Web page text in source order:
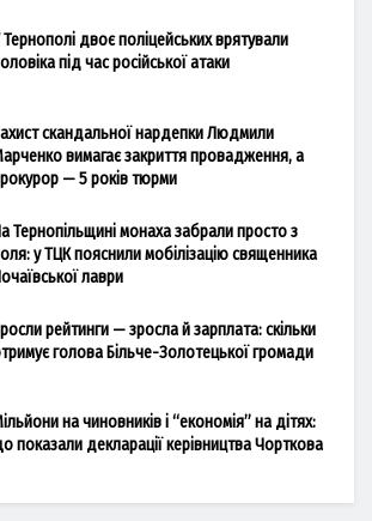
Тернополі двоє поліцейських врятували
під час російської атаки
скандальної нардепки Людмили
вимагає закриття провадження, а
— 5 років тюрми
Тернопільщині монаха забрали просто з
у ТЦК пояснили мобілізацію священника
лаври
рейтинги — зросла й зарплата: скільки
голова Більче-Золотецької громади
на чиновників і “економія” на дітях:
показали декларації керівництва Чорткова